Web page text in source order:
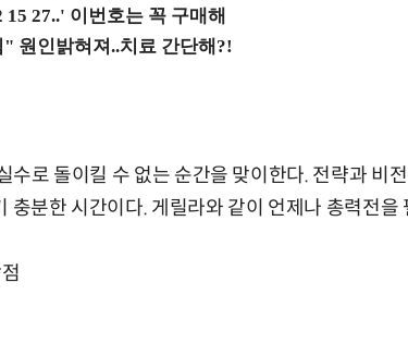
수로 돌이킬 수 없는 순간을 맞이한다. 전략과 비
충분한 시간이다. 게릴라와 같이 언제나 총력전을